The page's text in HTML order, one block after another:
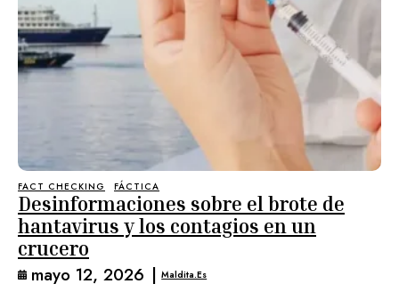
FACT CHECKING FÁCTICA
Desinformaciones sobre el brote de
hantavirus y los contagios en un
crucero
mayo 12, 2026 | Maldita.es